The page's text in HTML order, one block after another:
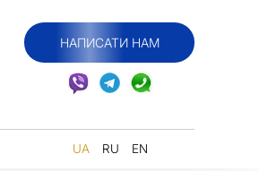
НАПИСАТИ НАМ
UA RU EN